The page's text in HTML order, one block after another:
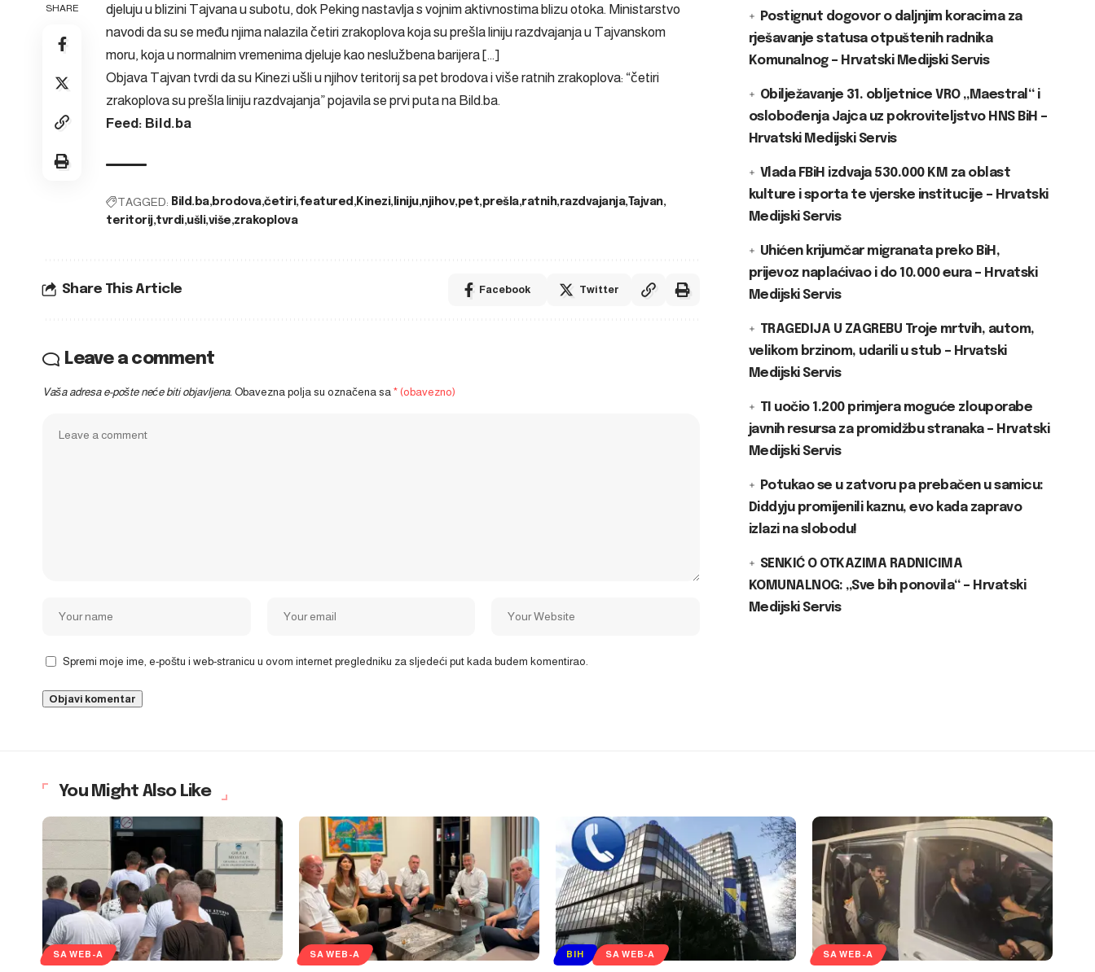
SHARE
djeluju u blizini Tajvana u subotu, dok Peking nastavlja s vojnim aktivnostima blizu otoka. Ministarstvo
navodi da su se među njima nalazila četiri zrakoplova koja su prešla liniju razdvajanja u Tajvanskom
moru, koja u normalnim vremenima djeluje kao neslužbena barijera […]
Objava Tajvan tvrdi da su Kinezi ušli u njihov teritorij sa pet brodova i više ratnih zrakoplova: “četiri
zrakoplova su prešla liniju razdvajanja”pojavila se prvi puta na Bild.ba.
Feed: Bild.ba
TAGGED: Bild.ba brodova četiri featured Kinezi liniju njihov pet prešla ratnih razdvajanja Tajvan
teritorij tvrdi ušli više zrakoplova
Share This Article Facebook Twitter
Leave a comment
Vaša adresa e-pošte neće biti objavljena. Obavezna polja su označena sa * (obavezno)
Spremi moje ime, e-poštu i web-stranicu u ovom internet pregledniku za sljedeći put kada budem komentirao.
Postignut dogovor o daljnjim koracima za
rješavanje statusa otpuštenih radnika
Komunalnog – Hrvatski Medijski Servis
Obilježavanje 31. obljetnice VRO „Maestral“ i
oslobođenja Jajca uz pokroviteljstvo HNS BiH –
Hrvatski Medijski Servis
Vlada FBiH izdvaja 530.000 KM za oblast
kulture i sporta te vjerske institucije – Hrvatski
Medijski Servis
Uhićen krijumčar migranata preko BiH,
prijevoz naplaćivao i do 10.000 eura – Hrvatski
Medijski Servis
TRAGEDIJA U ZAGREBU Troje mrtvih, autom,
velikom brzinom, udarili u stub – Hrvatski
Medijski Servis
TI uočio 1.200 primjera moguće zlouporabe
javnih resursa za promidžbu stranaka – Hrvatski
Medijski Servis
Potukao se u zatvoru pa prebačen u samicu:
Diddyju promijenili kaznu, evo kada zapravo
izlazi na slobodu!
SENKIĆ O OTKAZIMA RADNICIMA
KOMUNALNOG: „Sve bih ponovila“ – Hrvatski
Medijski Servis
You Might Also Like
SA WEB-A SA WEB-A BIH SA WEB-A SA WEB-A